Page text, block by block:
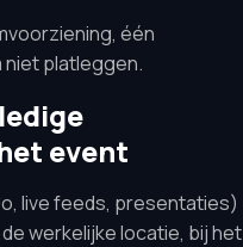
één
platleggen.
event
live feeds, presentaties)
werkelijke locatie, bij het